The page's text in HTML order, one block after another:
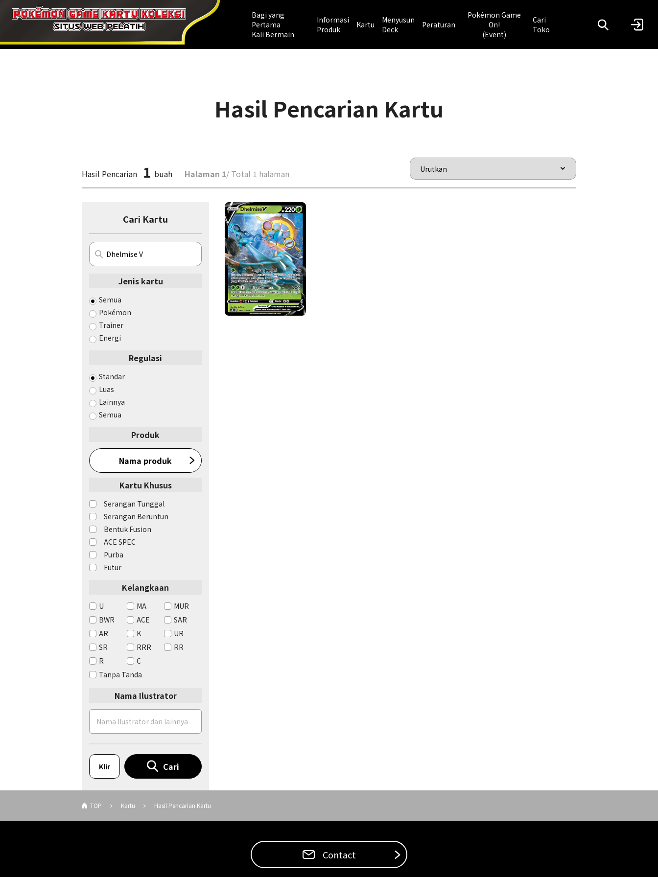
Bagi yang
Pertama
Kali Bermain
Informasi
Produk
Kartu
Menyusun
Deck
Peraturan
Pokémon Game
On!
(Event)
Cari
Toko
Hasil Pencarian Kartu
Hasil Pencarian 1 buah Halaman 1/ Total 1 halaman
Cari Kartu
Jenis kartu
Semua
Pokémon
Trainer
Energi
Regulasi
Standar
Luas
Lainnya
Semua
Produk
Nama produk
Kartu Khusus
Serangan Tunggal
Serangan Beruntun
Bentuk Fusion
ACE SPEC
Purba
Futur
Kelangkaan
U MA
MUR
BWR
ACE
SAR
AR
K
UR
SR
RRR
RR
R
C
Tanpa Tanda
Nama Ilustrator
Klir Cari
TOP Kartu Hasil Pencarian Kartu
Contact